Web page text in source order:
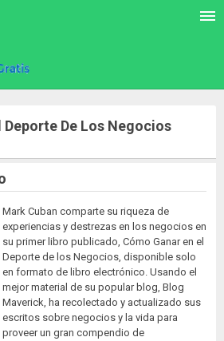
Deporte De Los Negocios
Mark Cuban comparte su riqueza de
experiencias y destrezas en los negocios en
su primer libro publicado, Cómo Ganar en el
Deporte de los Negocios, disponible solo
en formato de libro electrónico. Usando el
mejor material de su popular blog, Blog
Maverick, ha recolectado y actualizado sus
escritos sobre negocios y la vida para
proveer un gran compendio de